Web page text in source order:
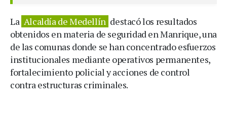
La Alcaldía de Medellín destacó los resultados
obtenidos en materia de seguridad en Manrique, una
de las comunas donde se han concentrado esfuerzos
institucionales mediante operativos permanentes,
fortalecimiento policial y acciones de control
contra estructuras criminales.